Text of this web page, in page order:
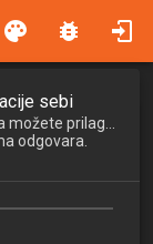
palette bug_report
PROTECTION
sebi
odgovara.